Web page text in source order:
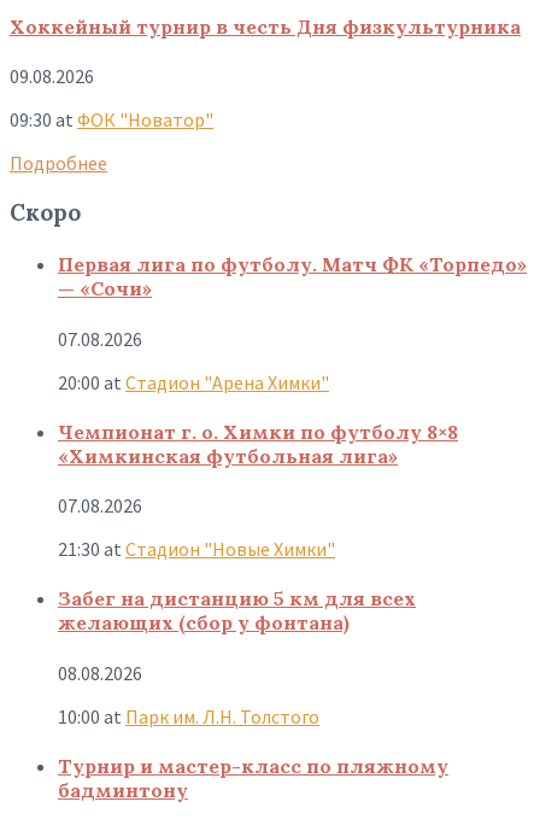
Хоккейный турнир в честь Дня физкультурника
09.08.2026
09:30 at ФОК "Новатор"
Подробнее
Скоро
Первая лига по футболу. Матч ФК «Торпедо»
— «Сочи»
07.08.2026
20:00 at Стадион "Арена Химки"
Чемпионат г. о. Химки по футболу 8×8
«Химкинская футбольная лига»
07.08.2026
21:30 at Стадион "Новые Химки"
Забег на дистанцию 5 км для всех
желающих (сбор у фонтана)
08.08.2026
10:00 at Парк им. Л.Н. Толстого
Турнир и мастер-класс по пляжному
бадминтону